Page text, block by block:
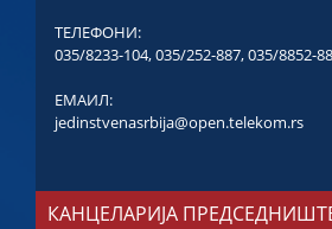
ТЕЛЕФОНИ:
035/8233-104,035/252-887,035/8852-
ЕМАИЛ:
jedinstvenasrbija@open.telekom.rs
КАНЦЕЛАРИЈА